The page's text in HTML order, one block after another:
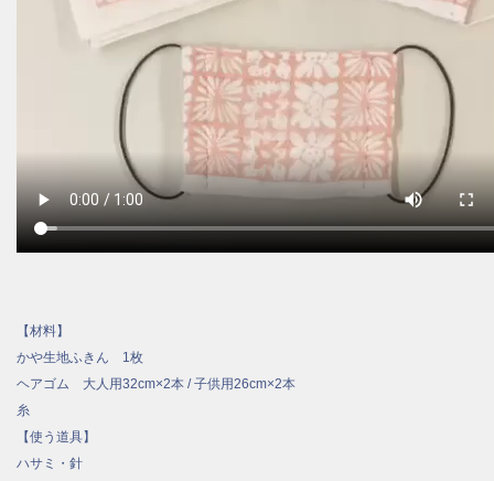
【材料】
かや生地ふきん 1枚
ヘアゴム 大人用32cm×2本 / 子供用26cm×2本
糸
【使う道具】
ハサミ・針